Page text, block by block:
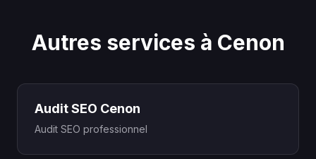
Autres services à Cenon
Audit SEO Cenon
Audit SEO professionnel